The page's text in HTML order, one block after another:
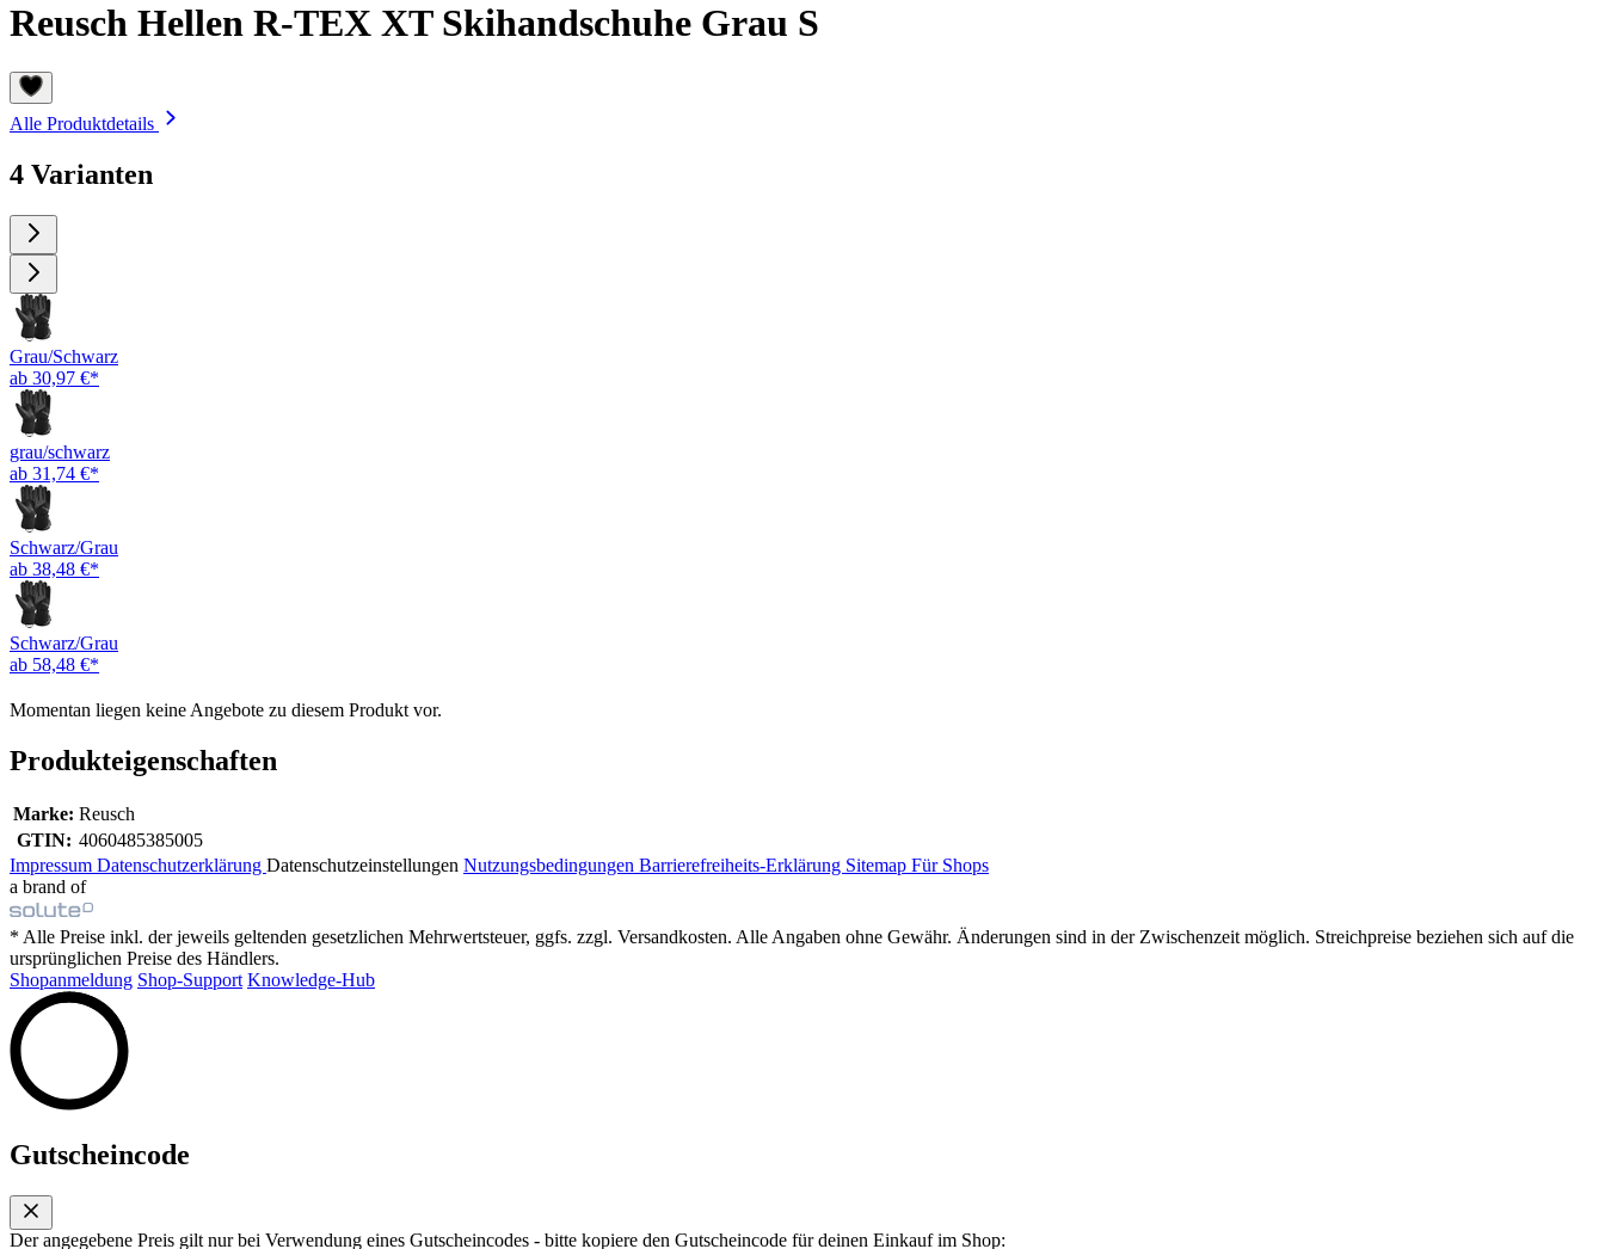
Reusch Hellen R-TEX XT Skihandschuhe Grau S
Alle Produktdetails
4 Varianten
Grau/Schwarz
ab 30,97 €*
grau/schwarz
ab 31,74 €*
Schwarz/Grau
ab 38,48 €*
Schwarz/Grau
ab 58,48 €*
Momentan liegen keine Angebote zu diesem Produkt vor.
Produkteigenschaften
Marke: Reusch
GTIN: 4060485385005
Impressum Datenschutzerklärung Datenschutzeinstellungen Nutzungsbedingungen Barrierefreiheits-Erklärung Sitemap Für Shops
a brand of
* Alle Preise inkl. der jeweils geltenden gesetzlichen Mehrwertsteuer, ggfs. zzgl. Versandkosten. Alle Angaben ohne Gewähr. Änderungen sind in der Zwischenzeit möglich. Streichpreise beziehen sich auf die
ursprünglichen Preise des Händlers.
Shopanmeldung Shop-Support Knowledge-Hub
Gutscheincode
Der angegebene Preis gilt nur bei Verwendung eines Gutscheincodes - bitte kopiere den Gutscheincode für deinen Einkauf im Shop: